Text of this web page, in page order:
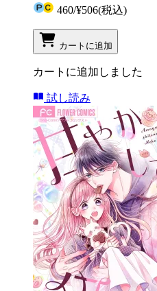
460/¥506(税込)
カートに追加
カートに追加しました
試し読み